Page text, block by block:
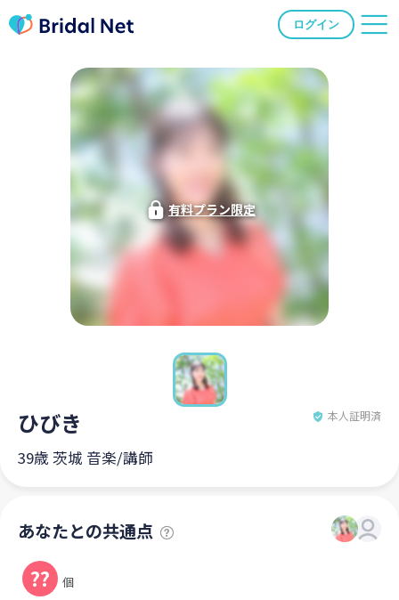
ログイン
有料プラン限定
ひびき 本人証明済
39歳 茨城 音楽/講師
あなたとの共通点
?? 個